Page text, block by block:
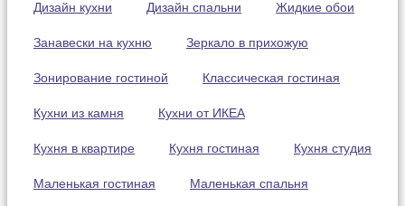
Дизайн кухни Дизайн спальни Жидкие обои
Занавески на кухню Зеркало в прихожую
Зонирование гостиной Классическая гостиная
Кухни из камня Кухни от ИКЕА
Кухня в квартире Кухня гостиная Кухня студия
Маленькая гостиная Маленькая спальня